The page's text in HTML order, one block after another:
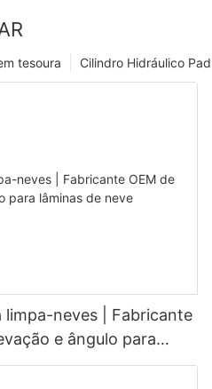
Cilindro Hidráulico
tesoura
limpa-neves | Fabricante
e ângulo para